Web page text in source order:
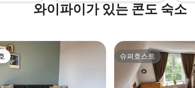
와이파이가 있는 콘도 숙소
슈퍼호스트
슈퍼호스트